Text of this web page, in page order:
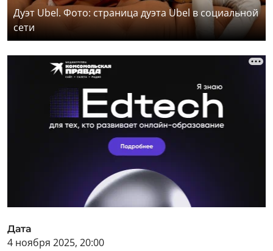
Дуэт Ubel. Фото: страница дуэта Ubel в социальной
сети
Дата
4 ноября 2025, 20:00